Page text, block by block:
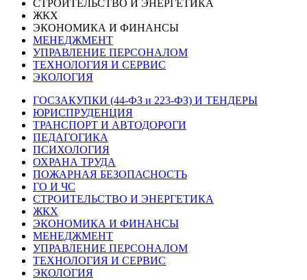
СТРОИТЕЛЬСТВО И ЭНЕРГЕТИКА
ЖКХ
ЭКОНОМИКА И ФИНАНСЫ
МЕНЕДЖМЕНТ
УПРАВЛЕНИЕ ПЕРСОНАЛОМ
ТЕХНОЛОГИЯ И СЕРВИС
ЭКОЛОГИЯ
ГОСЗАКУПКИ (44-ФЗ и 223-ФЗ) И ТЕНДЕРЫ
ЮРИСПРУДЕНЦИЯ
ТРАНСПОРТ И АВТОДОРОГИ
ПЕДАГОГИКА
ПСИХОЛОГИЯ
ОХРАНА ТРУДА
ПОЖАРНАЯ БЕЗОПАСНОСТЬ
ГО И ЧС
СТРОИТЕЛЬСТВО И ЭНЕРГЕТИКА
ЖКХ
ЭКОНОМИКА И ФИНАНСЫ
МЕНЕДЖМЕНТ
УПРАВЛЕНИЕ ПЕРСОНАЛОМ
ТЕХНОЛОГИЯ И СЕРВИС
ЭКОЛОГИЯ